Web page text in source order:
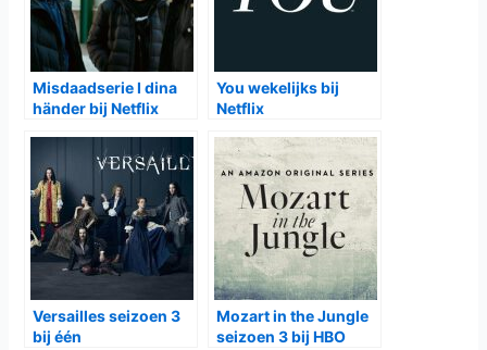
Misdaadserie I dina
händer bij Netflix
You wekelijks bij
Netflix
Versailles seizoen 3
bij één
Mozart in the Jungle
seizoen 3 bij HBO